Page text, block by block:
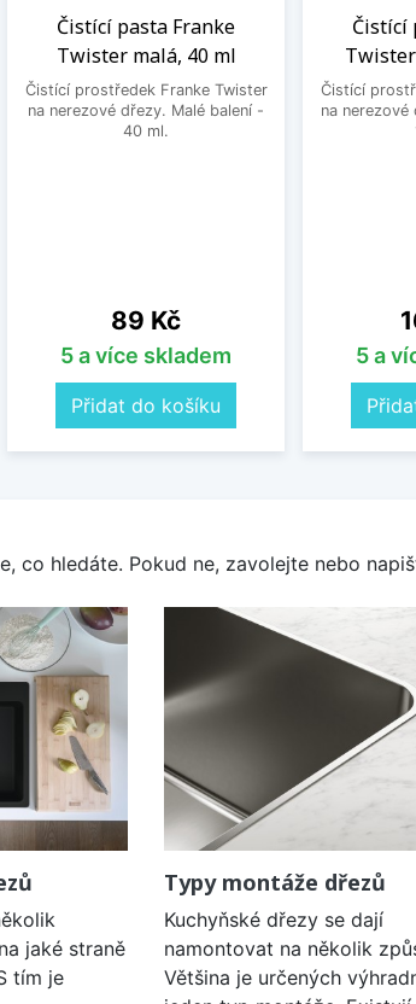
Čistící pasta Franke
Twister malá, 40 ml
Čistící prostředek Franke Twister
na nerezové dřezy. Malé balení -
40 ml.
Cena
89 Kč
5 a více skladem
Přidat do košíku
Čistící
Čistící
na nerezové
5 a
co hledáte. Pokud ne, zavolejte nebo
jaké straně
tím je
Typy montáže dřezů
Kuchyňské dřezy se dají
namontovat na několik
Většina je určených